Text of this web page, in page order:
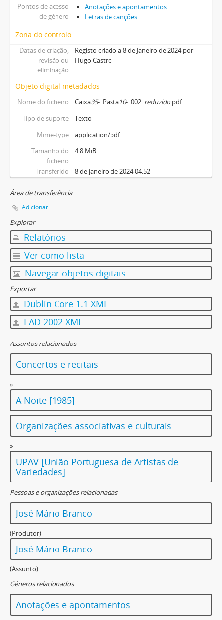
Pontos de acesso
de género
Anotações e apontamentos
Letras de canções
Zona do controlo
Datas de criação,
revisão ou
eliminação
Registo criado a 8 de Janeiro de 2024 por
Hugo Castro
Objeto digital metadados
Nome do ficheiro Caixa35-_Pasta10-_002_ reduzido.pdf
Tipo de suporte
Texto
Mime-type
application/pdf
Tamanho do
ficheiro
4.8 MiB
Transferido 8 de janeiro de 2024 04:52
Área de transferência
Adicionar
Explorar
Relatórios
Ver como lista
Navegar objetos digitais
Exportar
Dublin Core 1.1 XML
EAD 2002 XML
Assuntos relacionados
Concertos e recitais
»
A Noite [1985]
Organizações associativas e culturais
»
UPAV [União Portuguesa de Artistas de
Variedades]
Pessoas e organizações relacionadas
José Mário Branco
(Produtor)
José Mário Branco
(Assunto)
Géneros relacionados
Anotações e apontamentos